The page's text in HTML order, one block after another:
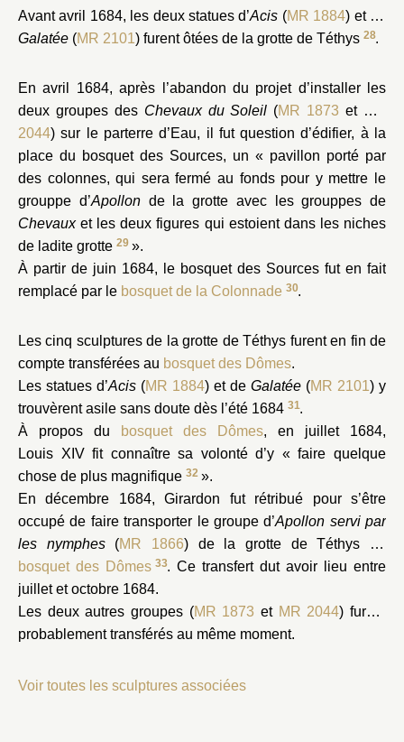
Avant avril 1684, les deux statues d’Acis (MR 1884) et de
Galatée (MR 2101) furent ôtées de la grotte de Téthys 28.
En avril 1684, après l’abandon du projet d’installer les
deux groupes des Chevaux du Soleil (MR 1873 et MR
2044) sur le parterre d’Eau, il fut question d’édifier, à la
place du bosquet des Sources, un « pavillon porté par
des colonnes, qui sera fermé au fonds pour y mettre le
grouppe d’Apollonde la grotte avec les grouppes de
Chevauxet les deux figures qui estoient dans les niches
de ladite grotte 29».
À partir de juin 1684, le bosquet des Sources fut en fait
remplacé par le bosquet de la Colonnade 30.
Les cinq sculptures de la grotte de Téthys furent en fin de
compte transférées au bosquet des Dômes.
Les statues d’Acis (MR 1884) et de Galatée (MR 2101) y
trouvèrent asile sans doute dès l’été 1684 31.
À propos du
bosquet des Dômes, en juillet 1684,
Louis XIV fit connaître sa volonté d’y « faire quelque
chose de plus magnifique 32».
En décembre 1684, Girardon fut rétribué pour s’être
occupé de faire transporter le groupe d’Apollon servi par
les nymphes(MR 1866) de la grotte de Téthys au
bosquet des Dômes 33. Ce transfert dut avoir lieu entre
juillet et octobre 1684.
Les deux autres groupes (MR 1873 et MR 2044) furent
probablement transférés au même moment.
Voir toutes les sculptures associées